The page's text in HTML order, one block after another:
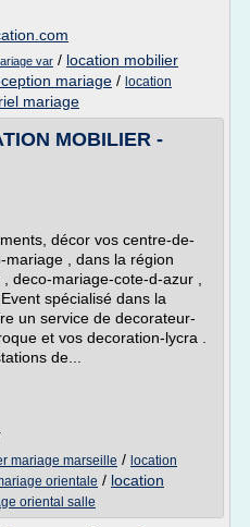
var / location mobilier
mariage / location
mariage
MOBILIER -
décor vos centre-de-
, dans la région
deco-mariage-cote-d-azur ,
spécialisé dans la
un service de decorateur-
et vos decoration-lycra .
de...
mariage marseille / location
orientale / location
oriental salle